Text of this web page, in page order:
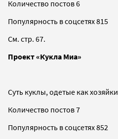
Количество постов 6
Популярность в соцсетях 815
См. стр. 67.
Проект «Кукла Миа»
Суть куклы, одетые как хозяйки
Количество постов 7
Популярность в соцсетях 852